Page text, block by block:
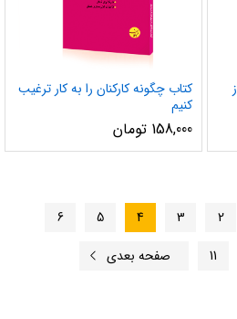
کتاب چگونه کارکنان را به کار ترغیب
کنیم
158,000 تومان
2
3
4
5
6
11 صفحه بعدی